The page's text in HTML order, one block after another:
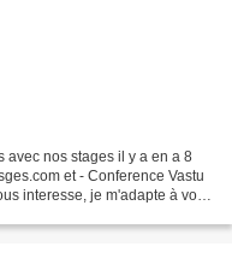
avec nos stages il y a en a 8
et - Conference Vastu
interesse, je m'adapte à vous